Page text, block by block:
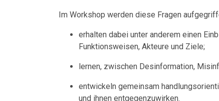
Im Workshop werden diese Fragen
erhalten dabei unter anderem einen
Funktionsweisen, Akteure und Ziele;
lernen, zwischen Desinformation,
entwickeln gemeinsam
und ihnen entgegenzuwirken.